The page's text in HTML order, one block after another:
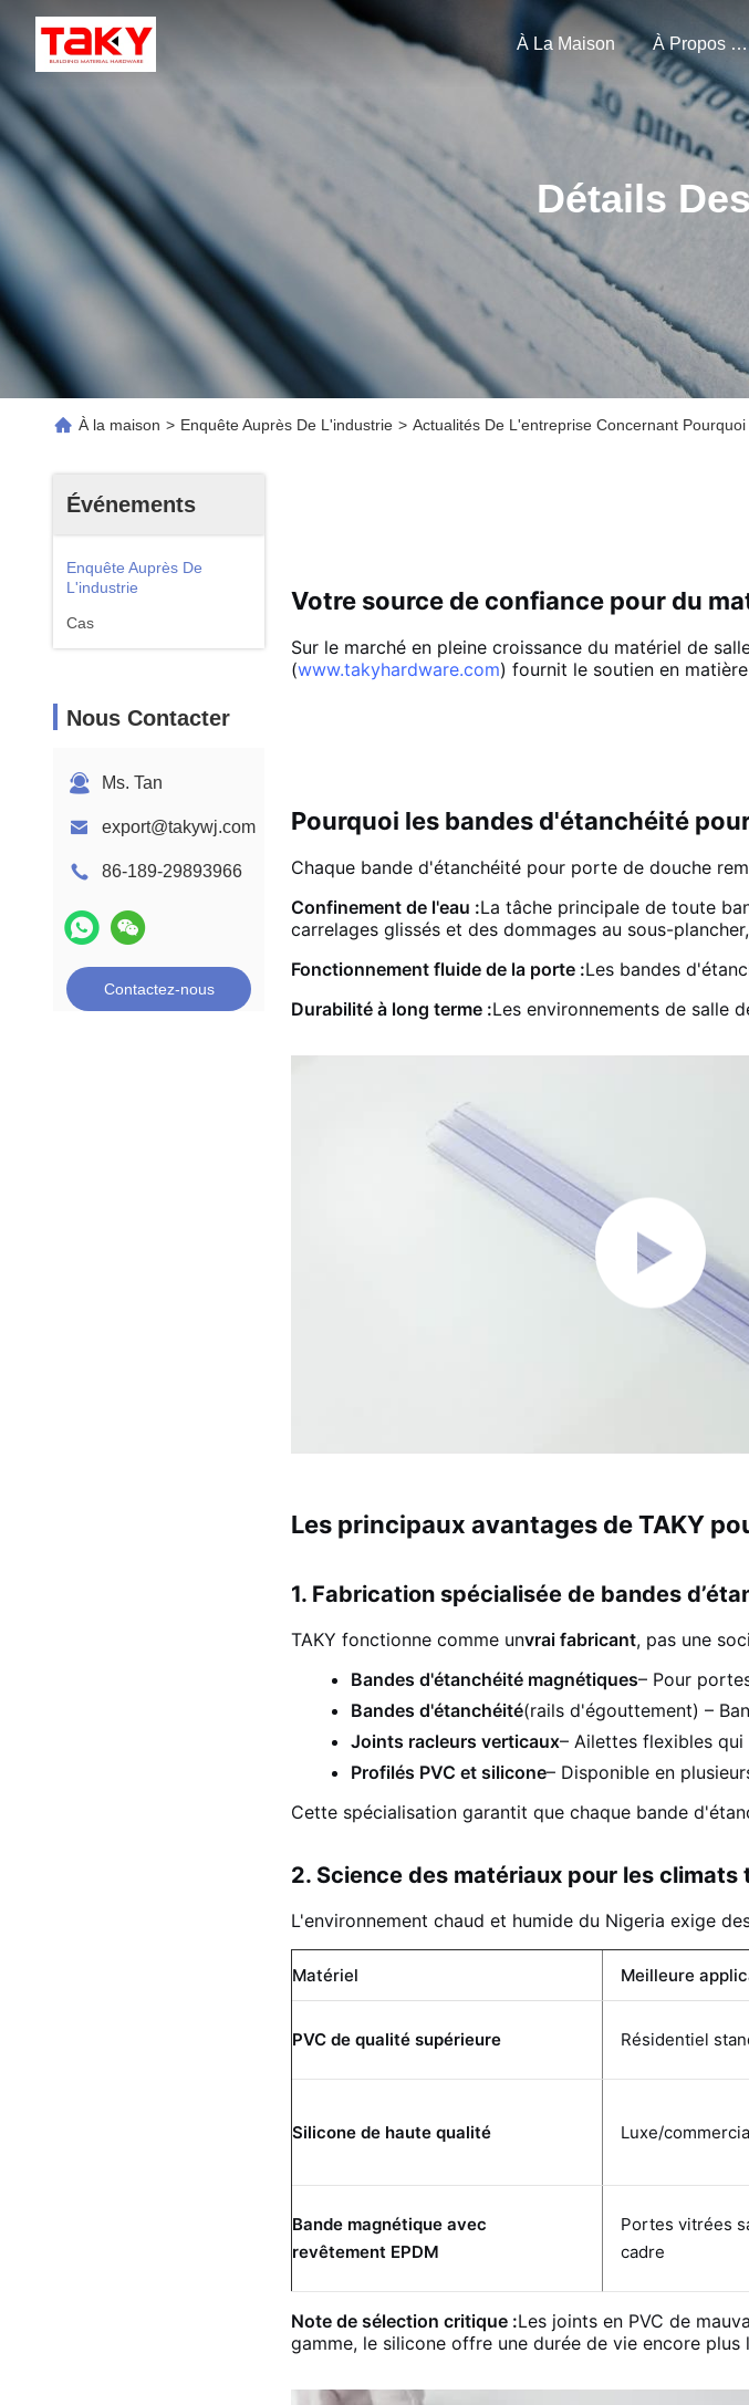
À La Maison À Propos De Nous
Détails
À la maison > Enquête Auprès De L'industrie > Actualités De L'entreprise Concernant
Événements
Enquête Auprès De
L'industrie
Cas
Nous Contacter
Ms. Tan
export@takywj.com
86-189-29893966
Contactez-nous
Votre source de confiance pour du
Sur le marché en pleine croissance du matériel de
(www.takyhardware.com) fournit le soutien en
Pourquoi les bandes d'étanchéité
Chaque bande d'étanchéité pour porte de douche
Confinement de l'eau :La tâche principale de toute
carrelages glissés et des dommages au sous-
Fonctionnement fluide de la porte :Les bandes
Durabilité à long terme :Les environnements de salle
Les principaux avantages de TAKY
1. Fabrication spécialisée de bandes
TAKY fonctionne comme unvrai fabricant, pas une
Bandes d'étanchéité magnétiques– Pour
Bandes d'étanchéité(rails d'égouttement) –
Joints racleurs verticaux– Ailettes flexibles
Profilés PVC et silicone– Disponible en
Cette spécialisation garantit que chaque bande
2. Science des matériaux pour les climats
L'environnement chaud et humide du Nigeria exige
Matériel Meilleure
PVC de qualité supérieure Résidentiel
Silicone de haute qualité Luxe/
Bande magnétique avec
revêtement EPDM
Portes vitrées
cadre
Note de sélection critique :Les joints en PVC de
gamme, le silicone offre une durée de vie encore plus